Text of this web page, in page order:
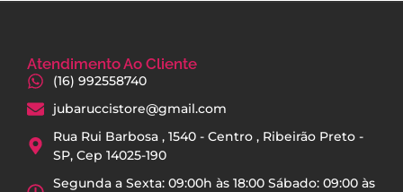
Atendimento Ao Cliente
(16) 992558740
jubaruccistore@gmail.com
Rua Rui Barbosa , 1540 - Centro , Ribeirão Preto -
SP, Cep 14025-190
Segunda a Sexta: 09:00h às 18:00 Sábado: 09:00 às